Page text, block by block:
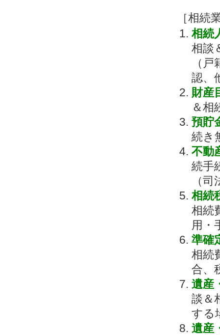
［相続
相続
相談
（
認、
財産
＆相
預貯
続き
不動
続手
（
相続
相続
用・
準確
相続
合、
遺産
談＆
する
遺産